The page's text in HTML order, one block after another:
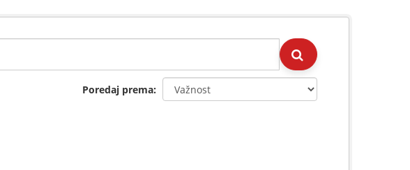
Poredaj prema